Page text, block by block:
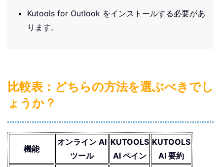
Kutools for Outlook をインストールする必要があ
ります。
比較表：どちらの方法を選ぶべきでし
ょうか？
機能
オンライン AI
ツール
KUTOOLS
AI ペイン
KUTOOLS
AI 要約